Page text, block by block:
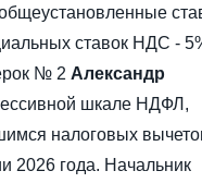
ставок НДС -
№ 2 Александр
шкале НДФЛ,
налоговых
2026 года. Начальник